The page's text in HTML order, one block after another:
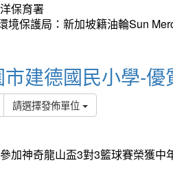
保育署
境保護局：新加坡籍油輪Sun
建德國民小學-優
請選擇發佈單位
加神奇龍山盃3對3籃球賽榮獲中